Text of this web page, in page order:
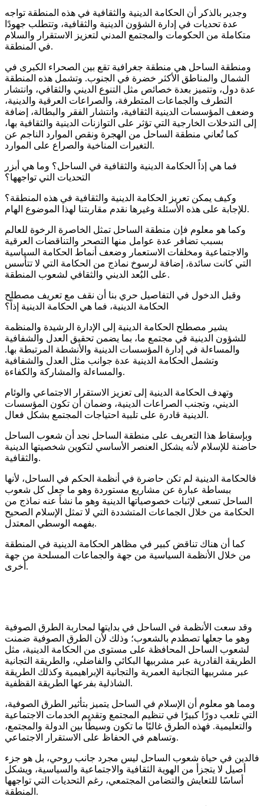
وجدير بالذكر أن الحكامة الدينية والثقافية في هذه المنطقة تواجه
عدة تحديات في إدارة الشؤون الدينية والثقافية، وتتطلب جهودًا
متكاملة من الحكومات والمجتمع المدني لتعزيز الاستقرار والسلام
في المنطقة.
ومنطقة الساحل هي منطقة جغرافية تقع بين الصحراء الكبرى في
الشمال والمناطق الأكثر خضرة في الجنوب. وتشمل هذه المنطقة
عدة دول، وتتميز بعدة خصائص مثل التنوع الديني والثقافي، وانتشار
التطرف والجماعات المتطرفة، والصراعات العرقية والدينية،
وضعف المؤسسات الدينية الثقافية، وانتشار الفقر والبطالة، إضافة
إلى التدخلات الخارجية التي تؤثر على التوازنات الدينية والثقافية بها،
كما تُعاني منطقة الساحل من الهجرة ونقص الموارد الناجم عن
التغيرات المناخية والصراع على الموارد.
فما هي إذاً الحكامة الدينية والثقافية في الساحل؟ وما هي أبزر
التحديات التي تواجهها؟
وكيف يمكن تعريز الحكامة الدينية والثقافية في هذه المنطقة؟
للإجابة على هذه الأسئلة وغيرها نقدم مقاربتنا لهذا الموضوع الهام.
وكما هو معلوم فإن منطقة الساحل تمثل الخاصرة الرخوة للعالم
بسبب تضافر عدة عوامل منها التصحر والتناقضات العرقية
والاجتماعية ومخلفات الاستعمار وضعف أنماط الحكامة السياسية
التي كانت سائدة، إضافة لرسوخ نماذج من الحكامة التي لا تتأسس
على البُعد الديني والثقافي لشعوب المنطقة.
وقبل الدخول في التفاصيل حري بنا أن نقف مع تعريف مصطلح
الحكامة الدينية، فما هي الحكامة الدينية إذاً؟
يشير مصطلح الحكامة الدينية إلى الإدارة الرشيدة والمنظمة
للشؤون الدينية في مجتمع ما، بما يضمن تحقيق العدل والشفافية
والمساءلة في إدارة المؤسسات الدينية والأنشطة المرتبطة بها.
وتشمل الحكامة الدينية عدة جوانب مثل العدل والشفافية
والمساءلة والمشاركة والكفاءة.
وتهدف الحكامة الدينية إلى تعزيز الاستقرار الاجتماعي والوئام
الديني، وتجنب الصراعات الدينية، وضمان أن تكون المؤسسات
الدينية قادرة على تلبية احتياجات المجتمع بشكل فعال.
وبإسقاط هذا التعريف على منطقة الساحل نجد أن شعوب الساحل
حاضنة للإسلام لأنه يشكل العنصر الأساسي لتكوين شخصيتها الدينية
والثقافية.
فالحكامة الدينية لم تكن حاضرة في أنظمة الحكم في الساحل، لأنها
ببساطة عبارة عن مشاريع مستوردة وهو ما جعل كل شعوب
الساحل تسعى لإثبات خصوصياتها الدينية وهو ما نشأ عنه نماذج من
الحكامة من خلال الجماعات المتشددة التي لا تمثل الإسلام الصحيح
بفهمه الوسطي المعتدل.
كما أن هناك تناقض كبير في مظاهر الحكامة الدينية في المنطقة
من خلال الأنظمة السياسية من جهة والجماعات المسلحة من جهة
أخرى.
وقد سعت الأنظمة في الساحل في بدايتها لمحاربة الطرق الصوفية
وهو ما جعلها تصطدم بالشعوب؛ وذلك لأن الطرق الصوفية ضمنت
لشعوب الساحل المحافظة على مستوى من الحكامة الدينية، مثل
الطريقة القادرية عبر مشربيها البكائي والفاضلي، والطريقة التجانية
عبر مشربيها التجانية العمرية والتجانية الإبراهيمية وكذلك الطريقة
الشاذلية بفرعها الطريقة القظفية.
ومما هو معلوم أن الإسلام في الساحل يتميز بتأثير الطرق الصوفية،
التي تلعب دورًا كبيرًا في تنظيم المجتمع وتقديم الخدمات الاجتماعية
والتعليمية. فهذه الطرق غالبًا ما تكون وسيطًا بين الدولة والمجتمع،
وتساهم في الحفاظ على الاستقرار الاجتماعي.
فالدين في حياة شعوب الساحل ليس مجرد جانب روحي، بل هو جزء
أصيل لا يتجزأ من الهوية الثقافية والاجتماعية والسياسية، ويشكل
أساسًا للتعايش والتضامن المجتمعي، رغم التحديات التي تواجهها
المنطقة.